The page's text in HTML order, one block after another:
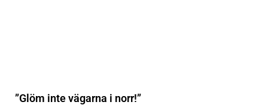
”Glöm inte vägarna i norr!”